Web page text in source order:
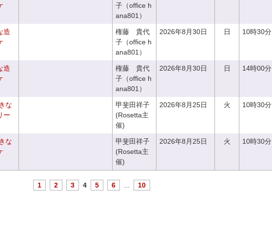
子（office h
ana801）
造
権藤 貴代
子（office h
ana801）
2026年8月30日 日 10時30分
造
権藤 貴代
子（office h
ana801）
2026年8月30日 日 14時00分
な
ー
甲斐田祥子
(Rosetta主
催)
2026年8月25日 火 10時30分
な
甲斐田祥子
(Rosetta主
催)
2026年8月25日 火 10時30分
1 2 3 4 5 6 10